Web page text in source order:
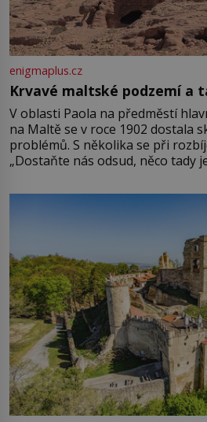
enigmaplus.cz
Krvavé maltské podzemí a
V oblasti Paola na předměstí
na Maltě se v roce 1902 dostala
problémů. S několika se při
„Dostaňte nás odsud, něco tady